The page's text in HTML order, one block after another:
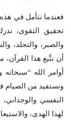
فعندما نتأمل في هذه
تحقيق التقوى،
والصبر، والتجلد،
أن نتَّبع هذا
أوامر الله
ونستفيد من الصيام
النفسي
لهذا الهدى،